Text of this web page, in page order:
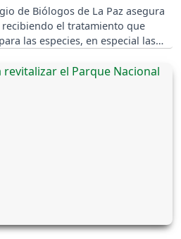
de Biólogos de La Paz asegura
el tratamiento que
las especies, en especial las